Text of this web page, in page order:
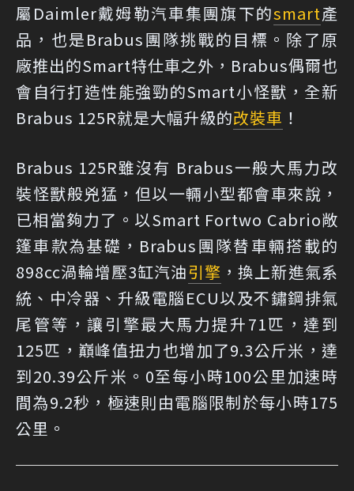
屬Daimler戴姆勒汽車集團旗下的smart產
品，也是Brabus團隊挑戰的目標。除了原
廠推出的Smart特仕車之外，Brabus偶爾也
會自行打造性能強勁的Smart小怪獸，全新
Brabus 125R就是大幅升級的改裝車 ！
Brabus 125R雖沒有 Brabus一般大馬力改
裝怪獸般兇猛，但以一輛小型都會車來說，
已相當夠力了。以Smart Fortwo Cabrio敞
篷車款為基礎，Brabus團隊替車輛搭載的
898cc渦輪增壓3缸汽油引擎 ，換上新進氣系
統、中冷器、升級電腦ECU以及不鏽鋼排氣
尾管等，讓引擎最大馬力提升71匹，達到
125匹，巔峰值扭力也增加了9.3公斤米，達
到20.39公斤米。0至每小時100公里加速時
間為9.2秒，極速則由電腦限制於每小時175
公里。